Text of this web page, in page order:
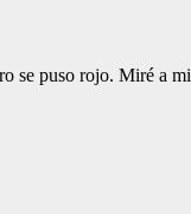
se puso rojo. Miré a